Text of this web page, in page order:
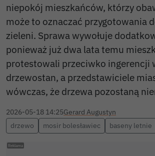
niepokój mieszkańców, którzy
może to oznaczać przygotowania
zieleni. Sprawa wywołuje
ponieważ już dwa lata temu
protestowali przeciwko ingerencji
drzewostan, a przedstawiciele
wówczas, że drzewa pozostaną
2026-05-18 14:25Gerard Augustyn
drzewo
mosir bolesławiec baseny letnie